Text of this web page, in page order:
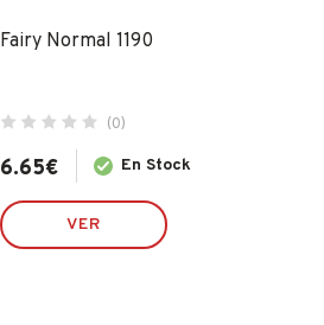
Fairy Normal 1190
(0)
6.65€ En Stock
VER